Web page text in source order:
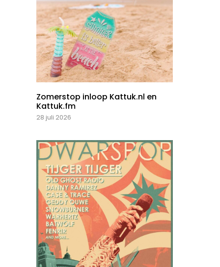
Zomerstop inloop Kattuk.nl en
Kattuk.fm
28 juli 2026